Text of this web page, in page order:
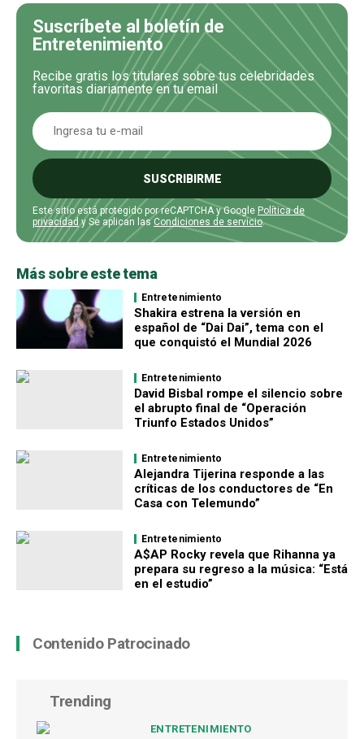
Suscríbete al boletín de
Entretenimiento
Recibe gratis los titulares sobre tus celebridades
favoritas diariamente en tu email
SUSCRIBIRME
Este sitio está protegido por reCAPTCHA y Google Política de
privacidad y Se aplican lasCondiciones de servicio.
Más sobre este tema
Entretenimiento
Shakira estrena la versión en
español de “Dai Dai”, tema con el
que conquistó el Mundial 2026
Entretenimiento
David Bisbal rompe el silencio sobre
el abrupto final de “Operación
Triunfo Estados Unidos”
Entretenimiento
Alejandra Tijerina responde a las
críticas de los conductores de “En
Casa con Telemundo”
Entretenimiento
A$AP Rocky revela que Rihanna ya
prepara su regreso a la música: “Está
en el estudio”
Contenido Patrocinado
Trending
ENTRETENIMIENTO